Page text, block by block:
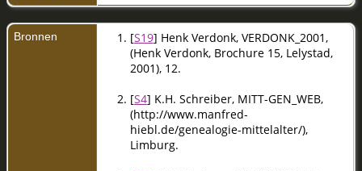
Bronnen [S19] Henk Verdonk, VERDONK_2001,
(Henk Verdonk, Brochure 15, Lelystad,
2001), 12.
[S4] K.H. Schreiber, MITT-GEN_WEB,
(http://www.manfred-
hiebl.de/genealogie-mittelalter/),
Limburg.